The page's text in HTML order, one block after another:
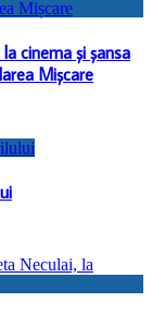
cinema și șansa
Mișcare